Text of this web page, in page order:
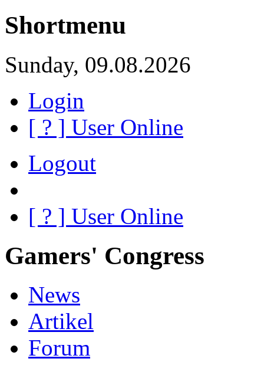
Shortmenu
Sunday, 09.08.2026
Login
[ ? ] User Online
Logout
[ ? ] User Online
Gamers' Congress
News
Artikel
Forum